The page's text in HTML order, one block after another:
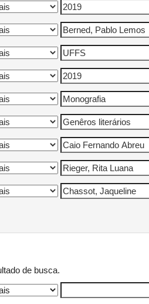
de busca.